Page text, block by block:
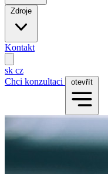
Zdroje
Kontakt
sk cz
Chci konzultaci
otevřít